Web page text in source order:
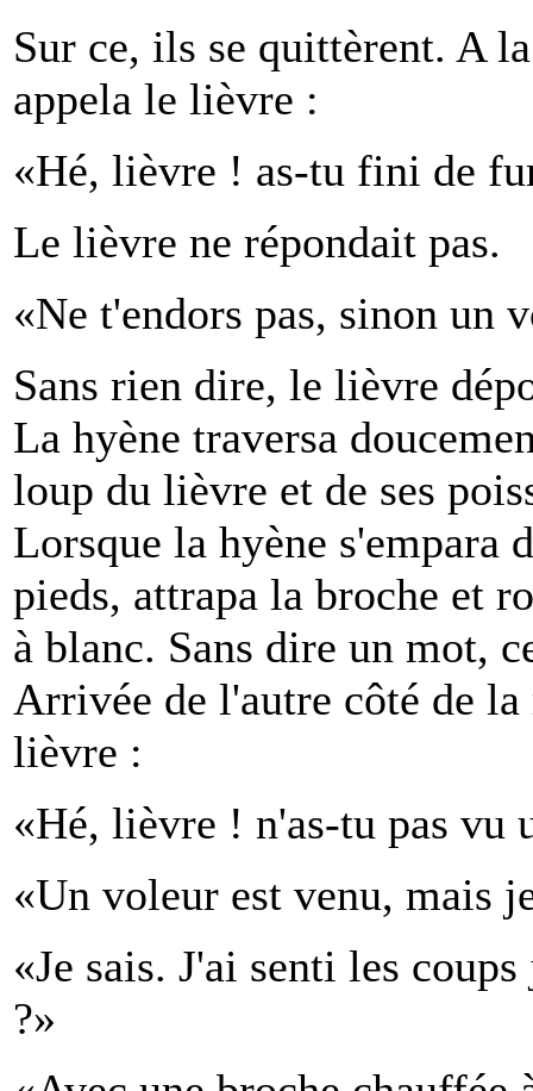
Sur ce, ils se quittèrent. A
appela le lièvre :
«Hé, lièvre ! as-tu fini de
Le lièvre ne répondait pas.
«Ne t'endors pas, sinon un
Sans rien dire, le lièvre
La hyène traversa
loup du lièvre et de ses
Lorsque la hyène s'empara
pieds, attrapa la broche et
à blanc. Sans dire un mot,
Arrivée de l'autre côté de
lièvre :
«Hé, lièvre ! n'as-tu pas vu
«Un voleur est venu, mais
«Je sais. J'ai senti les
?»